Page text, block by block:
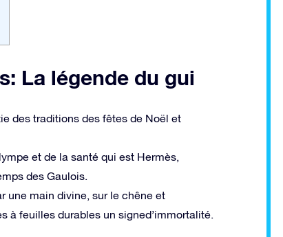
La légende du gui
des traditions des fêtes de Noël et
et de la santé qui est Hermès,
des Gaulois.
une main divine, sur le chêne et
à feuilles durables un signed’immortalité.